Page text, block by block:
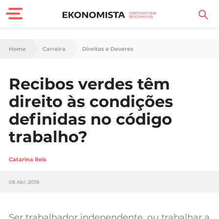
Finanças Pessoais
Carreira
Casa
Lifestyle
Sociedade
Tecnologia
Negócios
Home Carreira Direitos e Deveres
Recibos verdes têm
direito às condições
definidas no código
trabalho?
Catarina Reis
06 Abr, 2018